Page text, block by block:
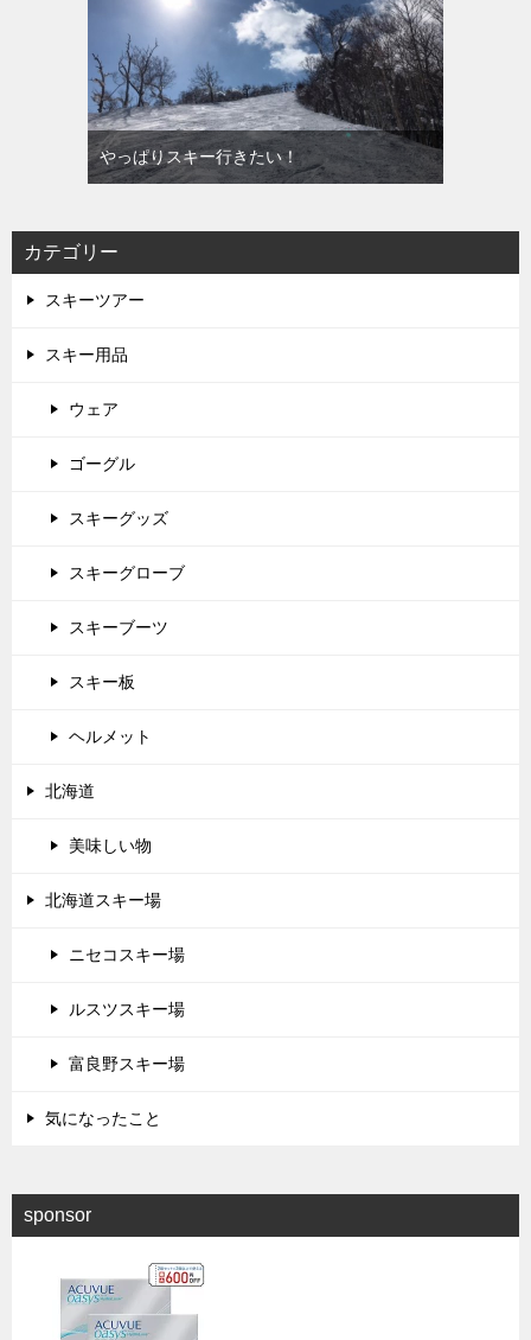
やっぱりスキー行きたい！
カテゴリー
スキーツアー
スキー用品
ウェア
ゴーグル
スキーグッズ
スキーグローブ
スキーブーツ
スキー板
ヘルメット
北海道
美味しい物
北海道スキー場
ニセコスキー場
ルスツスキー場
富良野スキー場
気になったこと
sponsor